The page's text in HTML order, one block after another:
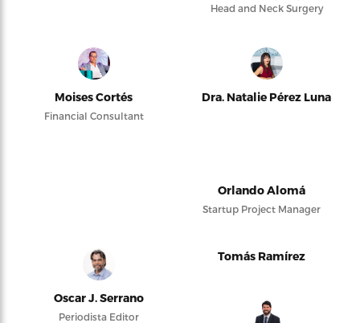
Head and Neck Surgery
Moises Cortés
Financial Consultant
Dra. Natalie Pérez Luna
Orlando Alomá
Startup Project Manager
Oscar J. Serrano
Periodista Editor
Tomás Ramírez